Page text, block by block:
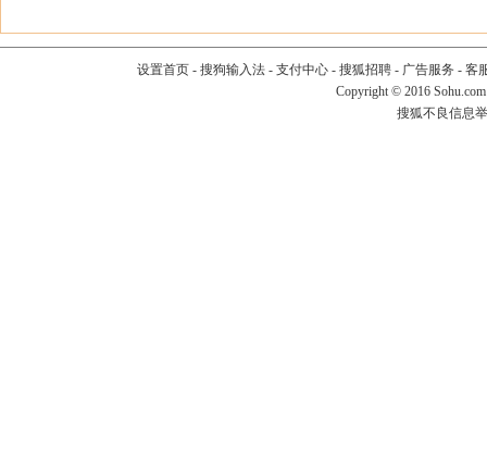
设置首页- 搜狗输入法- 支付中心- 搜狐招聘- 广告服务 - 客
Copyright © 2016
搜狐不良信息